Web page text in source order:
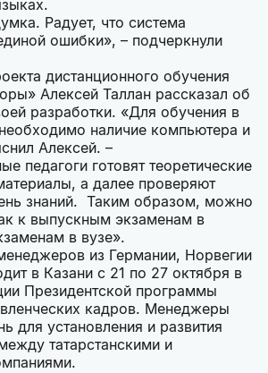
Радует, что система
ошибки», – подчеркнули
дистанционного обучения
Алексей Таллан рассказал об
разработки. «Для обучения в
наличие компьютера и
Алексей. –
педагоги готовят теоретические
а далее проверяют
знаний. Таким образом, можно
к выпускным экзаменам в
в вузе».
из Германии, Норвегии
в Казани с 21 по 27 октября в
Президентской программы
кадров. Менеджеры
для установления и развития
татарстанскими и